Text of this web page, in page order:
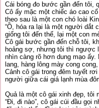
Cái bóng đo bước gần đến tôi,
Cô ấy mặc một chiếc áo cao
theo sau là một con chó loài
“Ồ, hóa ra lại là một người dắt
giống tôi đến thế, lại một con
Cô gái bước gần đến chỗ tôi,
hoảng sợ, nhưng tôi thì ngược
nhìn càng rõ hơn dung mạo
lang, hàng lông mày cong
Cảnh cô gái trong đêm tuyết
người giữa cái giá lạnh mùa
Quả là một cô gái xinh đẹp, tôi
“Đi, đi nào”, cô gái cúi đầu gọi